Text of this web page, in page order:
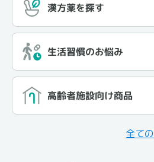
漢方薬を探す
生活習慣のお悩み
高齢者施設向け商品
全ての